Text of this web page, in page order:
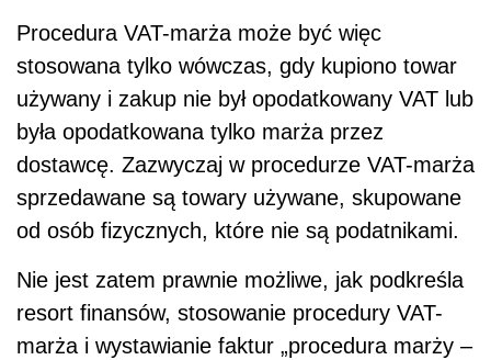
Procedura VAT-marża może być więc
stosowana tylko wówczas, gdy kupiono towar
używany i zakup nie był opodatkowany VAT lub
była opodatkowana tylko marża przez
dostawcę. Zazwyczaj w procedurze VAT-marża
sprzedawane są towary używane, skupowane
od osób fizycznych, które nie są podatnikami.
Nie jest zatem prawnie możliwe, jak podkreśla
resort finansów, stosowanie procedury VAT-
marża i wystawianie faktur „procedura marży –